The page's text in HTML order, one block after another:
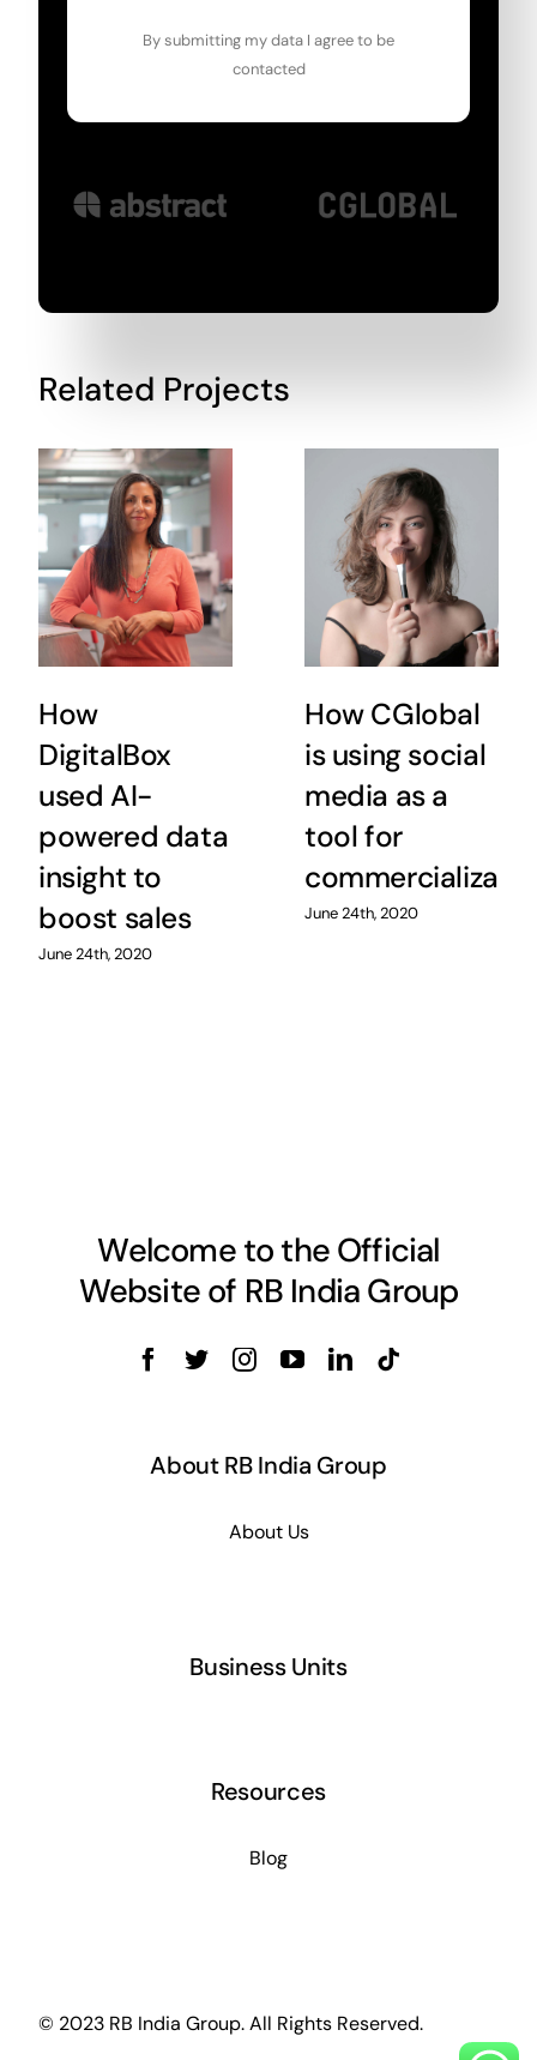
By submitting my data I agree to be
contacted
Related Projects
How
DigitalBox
used AI-
powered data
insight to
boost sales
June 24th, 2020
How CGlobal
is using social
media as a
tool for
June 24th, 2020
Welcome to the Official
Website of RB India Group
About RB India Group
About Us
Business Units
Resources
Blog
© 2023 RB India Group.All Rights Reserved.